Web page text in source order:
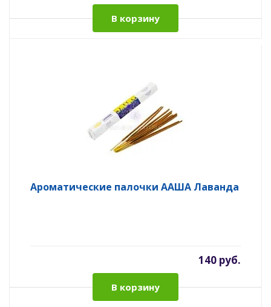
В корзину
Ароматические палочки ААША Лаванда
140 руб.
В корзину